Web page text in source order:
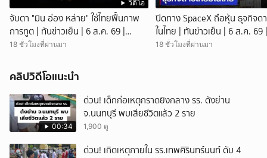
วิดีโอ
จับตา "มิน อ่อง หล่าย" ใช้ไทยฟื้นภาพ
การทูต | ทันข่าวเย็น | 6 ส.ค. 69 |
NationTV22
18 ชั่วโมงที่ผ่านมา
ปิดทาง SpaceX ถือหุ้น ธุจกิจด
ในไทย | ทันข่าวเย็น | 6 ส.ค. 69 |
NationTV22
18 ชั่วโมงที่ผ่านมา
คลิปวิดีโอแนะนำ
00:34
ด่วน! เด็กก่อเหตุกราดยิงกลาง รร. ดังย่าน
จ.นนทบุรี พบเสียชีวิตแล้ว 2 ราย
1,900 ดู
ด่วน! เกิดเหตุภายใน รร.เทพศิรินทร์นนท์ ดับ 4